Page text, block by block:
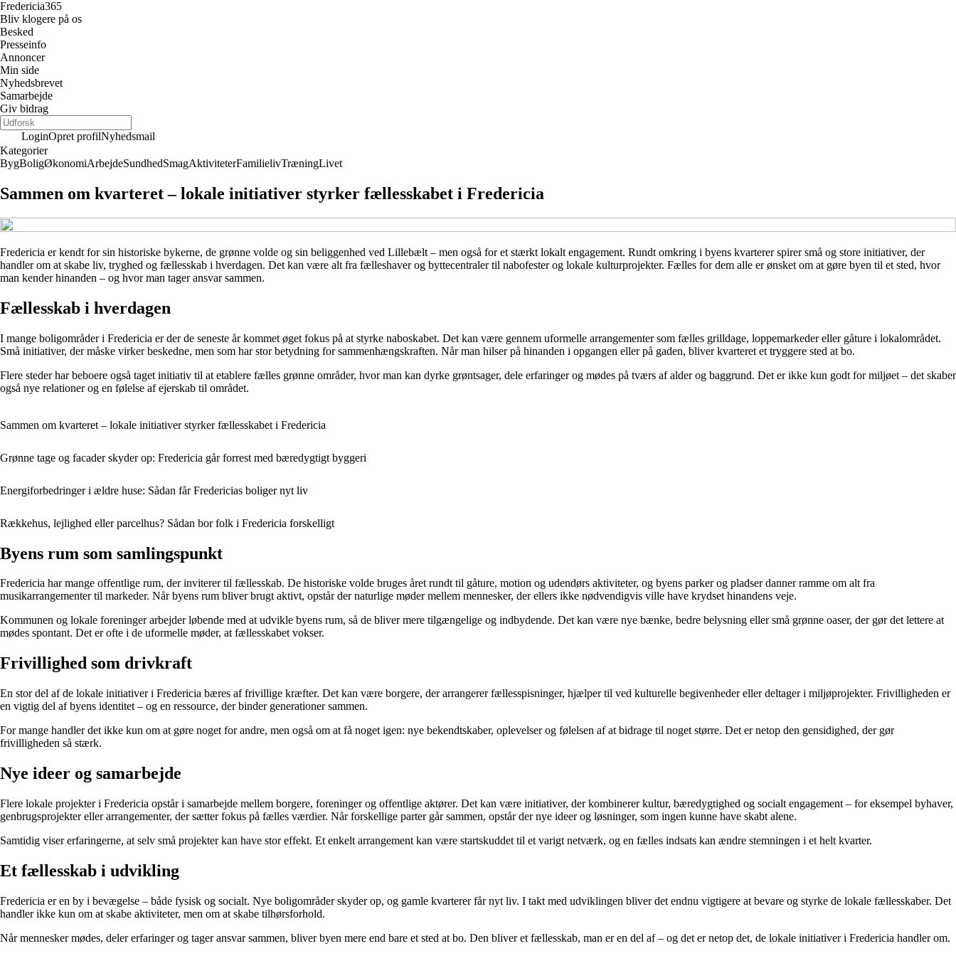
Fredericia365
Bliv klogere på os
Besked
Presseinfo
Annoncer
Min side
Nyhedsbrevet
Samarbejde
Giv bidrag
LoginOpret profilNyhedsmail
Kategorier
BygBoligØkonomiArbejdeSundhedSmagAktiviteterFamilielivTræningLivet
Sammen om kvarteret – lokale initiativer styrker fællesskabet i Fredericia
Fredericia er kendt for sin historiske bykerne, de grønne volde og sin beliggenhed ved Lillebælt – men også for et stærkt lokalt engagement. Rundt omkring i byens kvarterer spirer små og store initiativer, der
handler om at skabe liv, tryghed og fællesskab i hverdagen. Det kan være alt fra fælleshaver og byttecentraler til nabofester og lokale kulturprojekter. Fælles for dem alle er ønsket om at gøre byen til et sted, hvor
man kender hinanden – og hvor man tager ansvar sammen.
Fællesskab i hverdagen
I mange boligområder i Fredericia er der de seneste år kommet øget fokus på at styrke naboskabet. Det kan være gennem uformelle arrangementer som fælles grilldage, loppemarkeder eller gåture i lokalområdet.
Små initiativer, der måske virker beskedne, men som har stor betydning for sammenhængskraften. Når man hilser på hinanden i opgangen eller på gaden, bliver kvarteret et tryggere sted at bo.
Flere steder har beboere også taget initiativ til at etablere fælles grønne områder, hvor man kan dyrke grøntsager, dele erfaringer og mødes på tværs af alder og baggrund. Det er ikke kun godt for miljøet – det skaber
også nye relationer og en følelse af ejerskab til området.
Sammen om kvarteret – lokale initiativer styrker fællesskabet i Fredericia
Grønne tage og facader skyder op: Fredericia går forrest med bæredygtigt byggeri
Energiforbedringer i ældre huse: Sådan får Fredericias boliger nyt liv
Rækkehus, lejlighed eller parcelhus? Sådan bor folk i Fredericia forskelligt
Byens rum som samlingspunkt
Fredericia har mange offentlige rum, der inviterer til fællesskab. De historiske volde bruges året rundt til gåture, motion og udendørs aktiviteter, og byens parker og pladser danner ramme om alt fra
musikarrangementer til markeder. Når byens rum bliver brugt aktivt, opstår der naturlige møder mellem mennesker, der ellers ikke nødvendigvis ville have krydset hinandens veje.
Kommunen og lokale foreninger arbejder løbende med at udvikle byens rum, så de bliver mere tilgængelige og indbydende. Det kan være nye bænke, bedre belysning eller små grønne oaser, der gør det lettere at
mødes spontant. Det er ofte i de uformelle møder, at fællesskabet vokser.
Frivillighed som drivkraft
En stor del af de lokale initiativer i Fredericia bæres af frivillige kræfter. Det kan være borgere, der arrangerer fællesspisninger, hjælper til ved kulturelle begivenheder eller deltager i miljøprojekter. Frivilligheden er
en vigtig del af byens identitet – og en ressource, der binder generationer sammen.
For mange handler det ikke kun om at gøre noget for andre, men også om at få noget igen: nye bekendtskaber, oplevelser og følelsen af at bidrage til noget større. Det er netop den gensidighed, der gør
frivilligheden så stærk.
Nye ideer og samarbejde
Flere lokale projekter i Fredericia opstår i samarbejde mellem borgere, foreninger og offentlige aktører. Det kan være initiativer, der kombinerer kultur, bæredygtighed og socialt engagement – for eksempel byhaver,
genbrugsprojekter eller arrangementer, der sætter fokus på fælles værdier. Når forskellige parter går sammen, opstår der nye ideer og løsninger, som ingen kunne have skabt alene.
Samtidig viser erfaringerne, at selv små projekter kan have stor effekt. Et enkelt arrangement kan være startskuddet til et varigt netværk, og en fælles indsats kan ændre stemningen i et helt kvarter.
Et fællesskab i udvikling
Fredericia er en by i bevægelse – både fysisk og socialt. Nye boligområder skyder op, og gamle kvarterer får nyt liv. I takt med udviklingen bliver det endnu vigtigere at bevare og styrke de lokale fællesskaber. Det
handler ikke kun om at skabe aktiviteter, men om at skabe tilhørsforhold.
Når mennesker mødes, deler erfaringer og tager ansvar sammen, bliver byen mere end bare et sted at bo. Den bliver et fællesskab, man er en del af – og det er netop det, de lokale initiativer i Fredericia handler om.